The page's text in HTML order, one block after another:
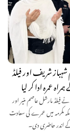
شہباز شریف اور فیلڈ
عمرہ ادا کر لیا
فیلڈ مارشل عاصم منیر اور
مکرمہ میں عمرے کی سعادت
اندر حاضری دی۔